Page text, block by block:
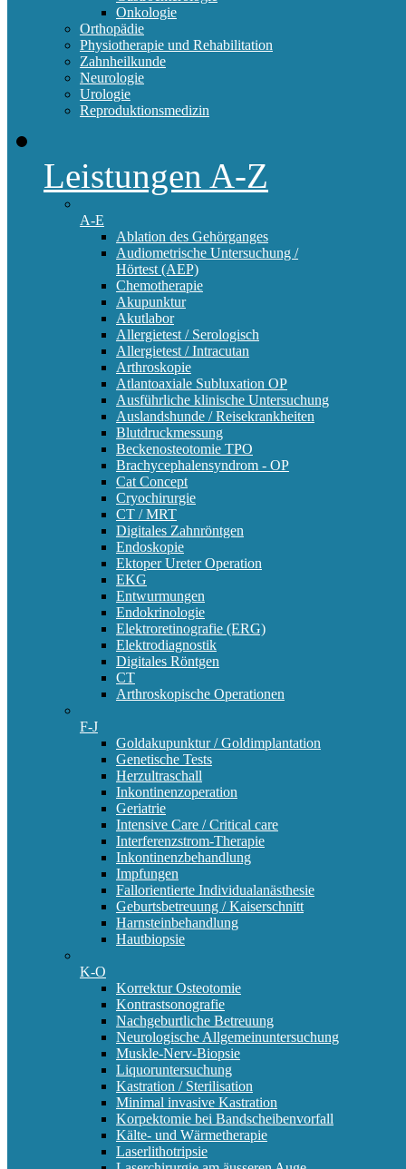
Onkologie
Orthopädie
Physiotherapie und Rehabilitation
Zahnheilkunde
Neurologie
Urologie
Reproduktionsmedizin
Leistungen A-Z
A-E
Ablation des Gehörganges
Audiometrische Untersuchung /
Hörtest (AEP)
Chemotherapie
Akupunktur
Akutlabor
Allergietest / Serologisch
Allergietest / Intracutan
Arthroskopie
Atlantoaxiale Subluxation OP
Ausführliche klinische Untersuchung
Auslandshunde / Reisekrankheiten
Blutdruckmessung
Beckenosteotomie TPO
Brachycephalensyndrom - OP
Cat Concept
Cryochirurgie
CT / MRT
Digitales Zahnröntgen
Endoskopie
Ektoper Ureter Operation
EKG
Entwurmungen
Endokrinologie
Elektroretinografie (ERG)
Elektrodiagnostik
Digitales Röntgen
CT
Arthroskopische Operationen
F-J
Goldakupunktur / Goldimplantation
Genetische Tests
Herzultraschall
Inkontinenzoperation
Geriatrie
Intensive Care / Critical care
Interferenzstrom-Therapie
Inkontinenzbehandlung
Impfungen
Fallorientierte Individualanästhesie
Geburtsbetreuung / Kaiserschnitt
Harnsteinbehandlung
Hautbiopsie
K-O
Korrektur Osteotomie
Kontrastsonografie
Nachgeburtliche Betreuung
Neurologische Allgemeinuntersuchung
Muskle-Nerv-Biopsie
Liquoruntersuchung
Kastration / Sterilisation
Minimal invasive Kastration
Korpektomie bei Bandscheibenvorfall
Kälte- und Wärmetherapie
Laserlithotripsie